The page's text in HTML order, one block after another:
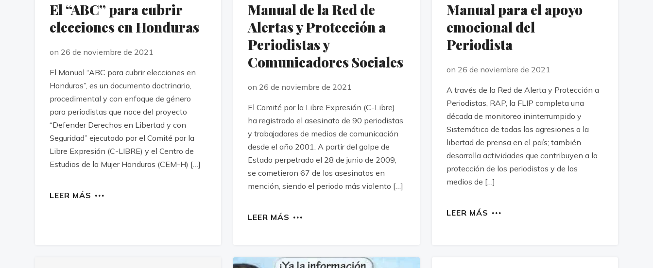
El “ABC” para cubrir
elecciones en Honduras
on 26 de noviembre de 2021
El Manual “ABC para cubrir elecciones en
Honduras”, es un documento doctrinario,
procedimental y con enfoque de género
para periodistas que nace del proyecto
“Defender Derechos en Libertad y con
Seguridad” ejecutado por el Comité por la
Libre Expresión (C-LIBRE) y el Centro de
Estudios de la Mujer Honduras (CEM-H) […]
LEER MÁS
Manual de la Red de
Alertas y Protección a
Periodistas y
Comunicadores Sociales
on 26 de noviembre de 2021
El Comité por la Libre Expresión (C-Libre)
ha registrado el asesinato de 90 periodistas
y trabajadores de medios de comunicación
desde el año 2001. A partir del golpe de
Estado perpetrado el 28 de junio de 2009,
se cometieron 67 de los asesinatos en
mención, siendo el periodo más violento […]
LEER MÁS
Manual para el apoyo
emocional del
Periodista
on 26 de noviembre de 2021
A través de la Red de Alerta y Protección a
Periodistas, RAP, la FLIP completa una
década de monitoreo ininterrumpido y
Sistemático de todas las agresiones a la
libertad de prensa en el país; también
desarrolla actividades que contribuyen a la
protección de los periodistas y de los
medios de […]
LEER MÁS